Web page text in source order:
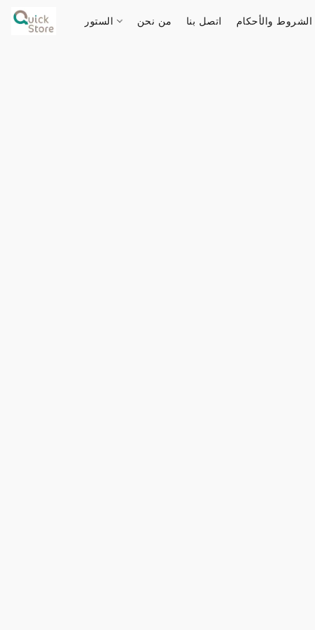
من نحن اتصل بنا الشروط والأحكام